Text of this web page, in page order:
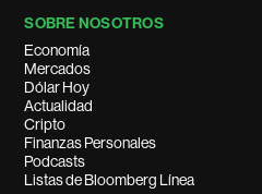
SOBRE NOSOTROS
Economía
Mercados
Dólar Hoy
Actualidad
Cripto
Finanzas Personales
Podcasts
Listas de Bloomberg Línea